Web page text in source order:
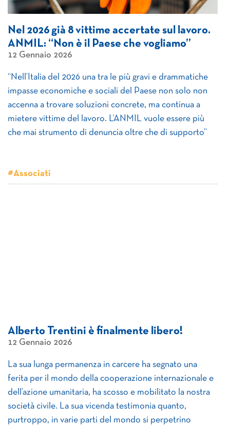
Nel 2026 già 8 vittime accertate sul lavoro.
ANMIL: “Non è il Paese che vogliamo”
12 Gennaio 2026
“Nell’Italia del 2026 una tra le più gravi e drammatiche
impasse economiche e sociali del Paese non solo non
accenna a trovare soluzioni concrete, ma continua a
mietere vittime del lavoro. L’ANMIL vuole essere più
che mai strumento di denuncia oltre che di supporto”
#Associati
Alberto Trentini è finalmente libero!
12 Gennaio 2026
La sua lunga permanenza in carcere ha segnato una
ferita per il mondo della cooperazione internazionale e
dell’azione umanitaria, ha scosso e mobilitato la nostra
società civile. La sua vicenda testimonia quanto,
purtroppo, in varie parti del mondo si perpetrino